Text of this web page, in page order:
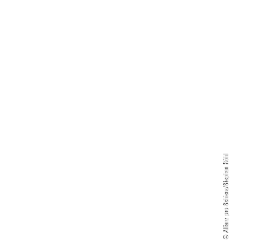
© Allianz pro Schiene/Stephan Röhl